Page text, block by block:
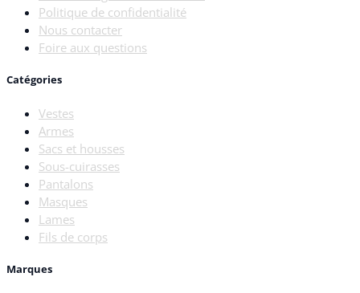
Politique de confidentialité
Nous contacter
Foire aux questions
Catégories
Vestes
Armes
Sacs et housses
Sous-cuirasses
Pantalons
Masques
Lames
Fils de corps
Marques